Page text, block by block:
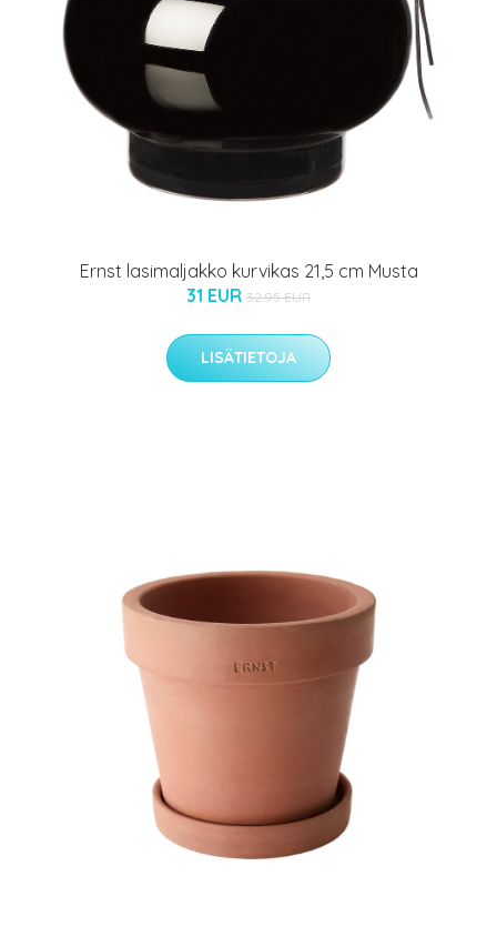
Ernst lasimaljakko kurvikas 21,5 cm Musta
31 EUR 32.95 EUR
LISÄTIETOJA